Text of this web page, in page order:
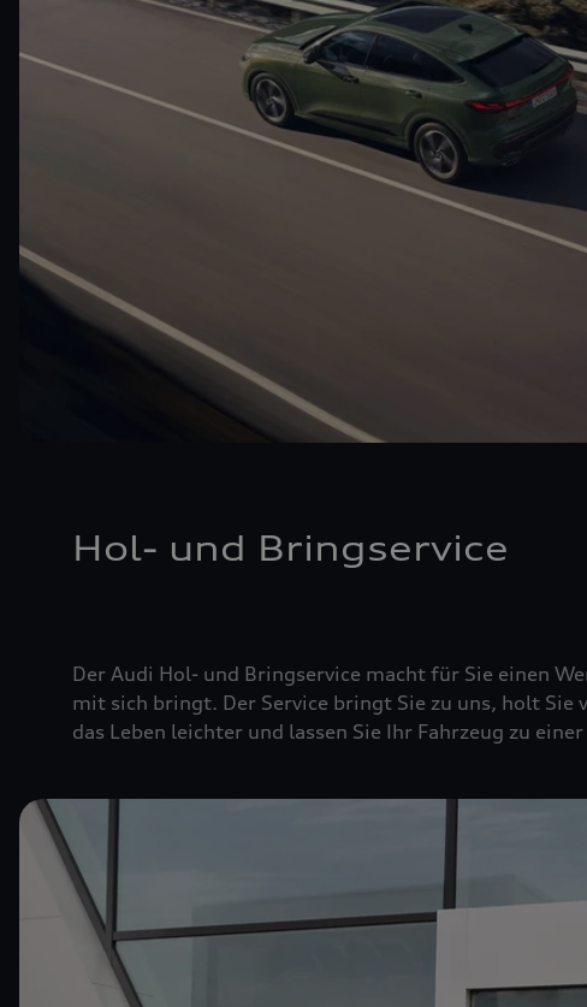
Hol- und Bringservice
Der Audi Hol- und Bringservice macht für Sie einen
mit sich bringt. Der Service bringt Sie zu uns, holt Sie
das Leben leichter und lassen Sie Ihr Fahrzeug zu